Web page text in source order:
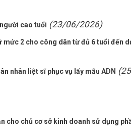
cao tuổi (23/06/2026)
2 cho công dân từ đủ 6 tuổi đến
nhân liệt sĩ phục vụ lấy mẫu ADN
cho chủ cơ sở kinh doanh sử dụng